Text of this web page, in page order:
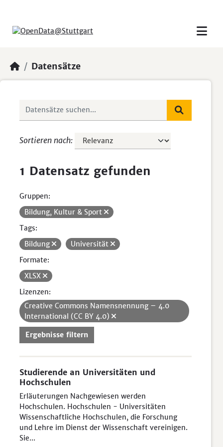
Datensätze
Sortieren nach
1 Datensatz gefunden
Gruppen:
Bildung, Kultur & Sport
Tags:
Bildung
Universität
Formate:
XLSX
Lizenzen:
Creative Commons Namensnennung – 4.0
International (CC BY 4.0)
Ergebnisse filtern
Studierende an Universitäten und
Hochschulen
Erläuterungen Nachgewiesen werden
Hochschulen. Hochschulen - Universitäten
Wissenschaftliche Hochschulen, die Forschung
und Lehre im Dienst der Wissenschaft vereinigen.
Sie...